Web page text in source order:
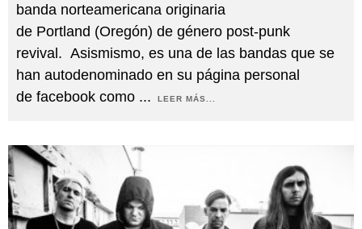
banda norteamericana originaria
de Portland (Oregón) de género post-punk
revival. Asismismo, es una de las bandas que se
han autodenominado en su página personal
de facebook como ... LEER MÁS...